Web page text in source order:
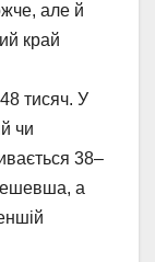
але й
край
тисяч. У
чи
38–
а